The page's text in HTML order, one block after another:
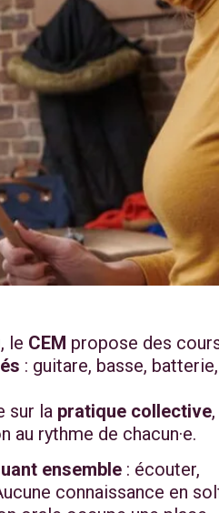
le CEM propose des
: guitare, basse, batterie,
sur la pratique collective,
au rythme de chacun·e.
ensemble : écouter,
connaissance en